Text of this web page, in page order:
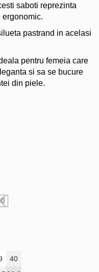
saboti reprezinta
pastrand in acelasi
pentru femeia care
si sa se bucure
din piele.
40